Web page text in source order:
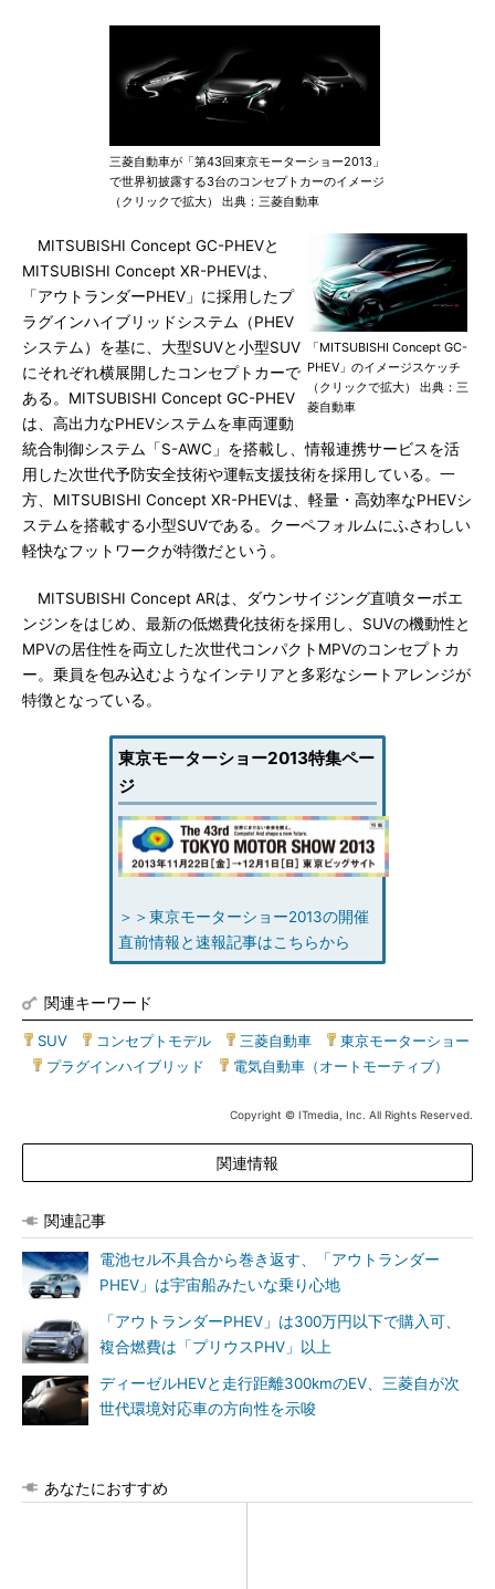
三菱自動車が「第43回東京モーターショー2013」
で世界初披露する3台のコンセプトカーのイメージ
（クリックで拡大） 出典：三菱自動車
「MITSUBISHI Concept GC-
PHEV」のイメージスケッチ
（クリックで拡大） 出典：三
菱自動車
MITSUBISHI Concept GC-PHEVと
MITSUBISHI Concept XR-PHEVは、
「アウトランダーPHEV」に採用したプ
ラグインハイブリッドシステム（PHEV
システム）を基に、大型SUVと小型SUV
にそれぞれ横展開したコンセプトカーで
ある。MITSUBISHI Concept GC-PHEV
は、高出力なPHEVシステムを車両運動
統合制御システム「S-AWC」を搭載し、情報連携サービスを活
用した次世代予防安全技術や運転支援技術を採用している。一
方、MITSUBISHI Concept XR-PHEVは、軽量・高効率なPHEVシ
ステムを搭載する小型SUVである。クーペフォルムにふさわしい
軽快なフットワークが特徴だという。
MITSUBISHI Concept ARは、ダウンサイジング直噴ターボエ
ンジンをはじめ、最新の低燃費化技術を採用し、SUVの機動性と
MPVの居住性を両立した次世代コンパクトMPVのコンセプトカ
ー。乗員を包み込むようなインテリアと多彩なシートアレンジが
特徴となっている。
東京モーターショー2013特集ペー
ジ
＞＞東京モーターショー2013の開催
直前情報と速報記事はこちらから
関連キーワード
SUV コンセプトモデル 三菱自動車
東京モーターショー
プラグインハイブリッド 電気自動車（オートモーティブ）
Copyright © ITmedia, Inc. All Rights Reserved.
関連情報
関連記事
電池セル不具合から巻き返す、「アウトランダー
PHEV」は宇宙船みたいな乗り心地
「アウトランダーPHEV」は300万円以下で購入可、
複合燃費は「プリウスPHV」以上
ディーゼルHEVと走行距離300kmのEV、三菱自が次
世代環境対応車の方向性を示唆
あなたにおすすめ